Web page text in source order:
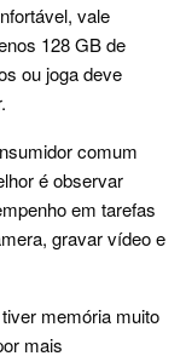
vale
128 GB de
ou joga deve
comum
é observar
em tarefas
gravar vídeo e
memória muito
mais